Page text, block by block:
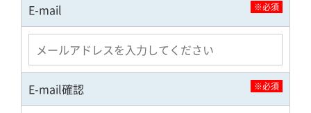
E-mail ※必須
E-mail確認 ※必須